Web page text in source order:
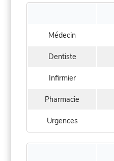
Médecin
Dentiste
Infirmier
Pharmacie
Urgences